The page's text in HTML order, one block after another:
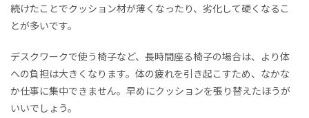
続けたことでクッション材が薄くなったり、劣化して硬くなるこ
とが多いです。
デスクワークで使う椅子など、長時間座る椅子の場合は、より体
への負担は大きくなります。体の疲れを引き起こすため、なかな
か仕事に集中できません。早めにクッションを張り替えたほうが
いいでしょう。